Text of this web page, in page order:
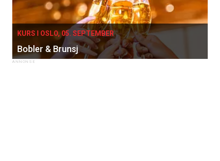
KURS I OSLO, 05. SEPTEMBER
Bobler & Brunsj